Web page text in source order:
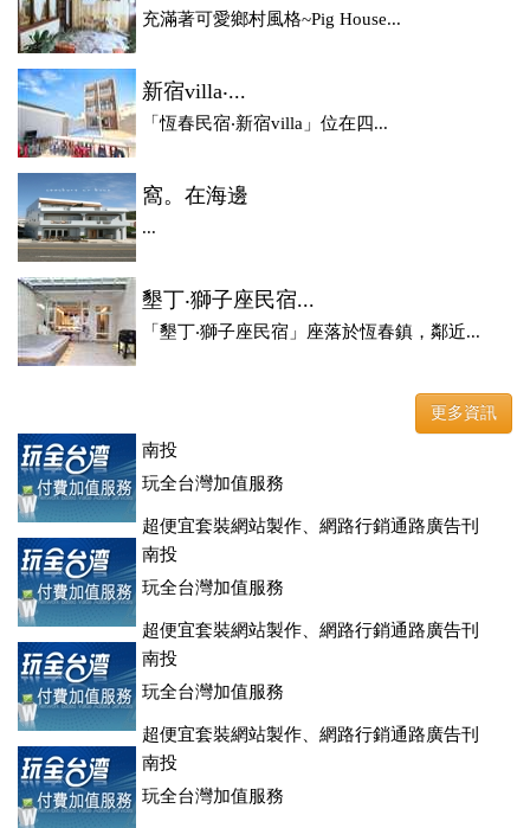
充滿著可愛鄉村風格~Pig House...
新宿villa‧...
「恆春民宿‧新宿villa」位在四...
窩。在海邊
...
墾丁‧獅子座民宿...
「墾丁‧獅子座民宿」座落於恆春鎮，鄰近...
更多資訊
南投
玩全台灣加值服務
超便宜套裝網站製作、網路行銷通路廣告刊
登、訂房系統、客房委託旅行社銷售，全面優惠中....
南投
玩全台灣加值服務
超便宜套裝網站製作、網路行銷通路廣告刊
登、訂房系統、客房委託旅行社銷售，全面優惠中....
南投
玩全台灣加值服務
超便宜套裝網站製作、網路行銷通路廣告刊
登、訂房系統、客房委託旅行社銷售，全面優惠中....
南投
玩全台灣加值服務